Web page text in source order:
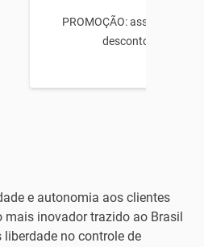
PROMOÇÃO: assine e
desconto no 1º mês
e autonomia aos clientes
mais inovador trazido ao Brasil
no controle de